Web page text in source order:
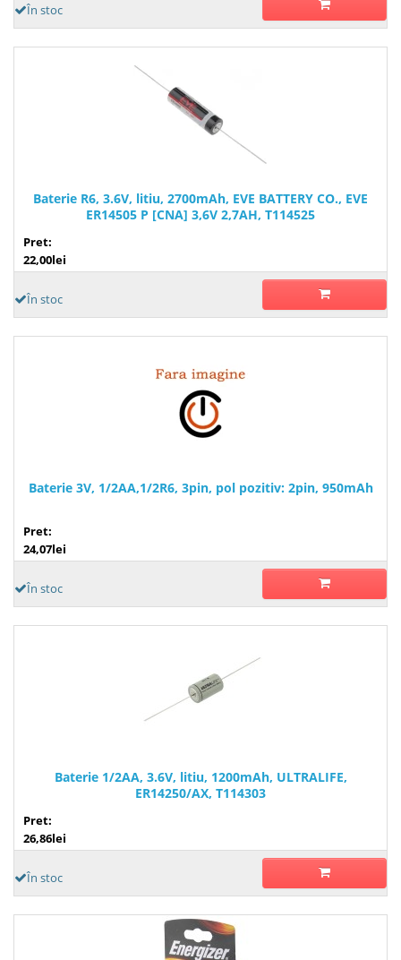
În stoc
Baterie R6, 3.6V, litiu, 2700mAh, EVE BATTERY CO., EVE
ER14505 P [CNA] 3,6V 2,7AH, T114525
Pret:
22,00lei
În stoc
Baterie 3V, 1/2AA,1/2R6, 3pin, pol pozitiv: 2pin, 950mAh
Pret:
24,07lei
În stoc
Baterie 1/2AA, 3.6V, litiu, 1200mAh, ULTRALIFE,
ER14250/AX, T114303
Pret:
26,86lei
În stoc